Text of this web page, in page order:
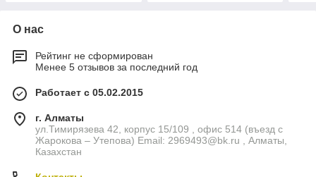
О нас
Рейтинг не сформирован
Менее 5 отзывов за последний год
Работает с 05.02.2015
г. Алматы
ул.Тимирязева 42, корпус 15/109 , офис 514 (въезд с
Жарокова – Утепова) Email: 2969493@bk.ru , Алматы,
Казахстан